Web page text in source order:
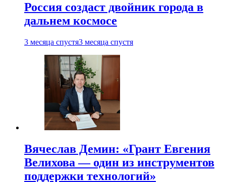
Россия создаст двойник города в
дальнем космосе
3 месяца спустя3 месяца спустя
Вячеслав Демин: «Грант Евгения
Велихова — один из инструментов
поддержки технологий»